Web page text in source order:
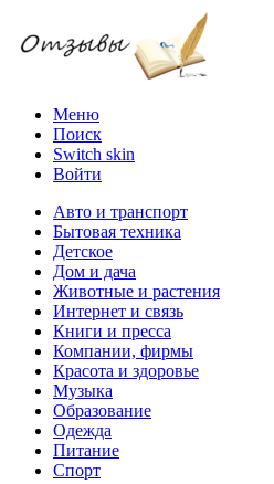
Меню
Поиск
Switch skin
Войти
Авто и транспорт
Бытовая техника
Детское
Дом и дача
Животные и растения
Интернет и связь
Книги и пресса
Компании, фирмы
Красота и здоровье
Музыка
Образование
Одежда
Питание
Спорт